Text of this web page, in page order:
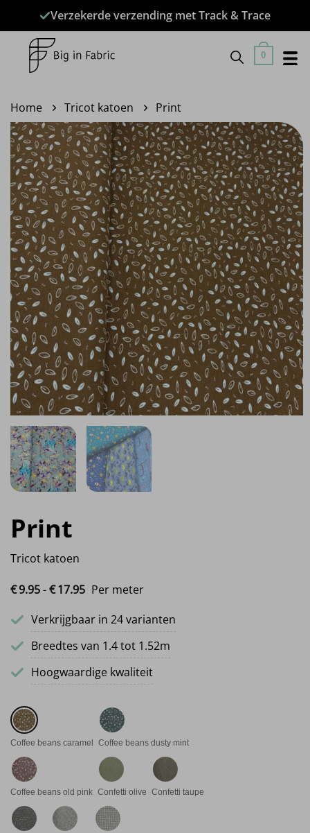
inhoud
Verzekerde verzending met Track & Trace
0
Home Tricot katoen Print
Print
Tricot katoen
€9.95-€17.95 Prijsklasse: €9.95 tot €17.95
Per meter
Verkrijgbaar in 24 varianten
Breedtes van 1.4 tot 1.52m
Hoogwaardige kwaliteit
Coffee beans caramel Coffee beans dusty mint
Coffee beans old pink Confetti olive Confetti taupe